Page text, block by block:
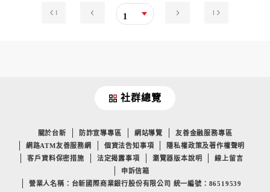
1
社群總覽
關於台新 防詐宣導專區 網站導覽
友善金融服務專區
網路ATM友善服務網
個資法告知事項
隱私權政策及著作權聲明
客戶資料保密措施
法定揭露事項 瀏覽器版本說明
線上留言
申訴信箱
營業人名稱：台新國際商業銀行股份有限公司 統一編號：86519539